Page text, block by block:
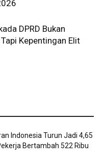
DPRD Bukan
Kepentingan Elit
Indonesia Turun Jadi 4,65
Bertambah 522 Ribu